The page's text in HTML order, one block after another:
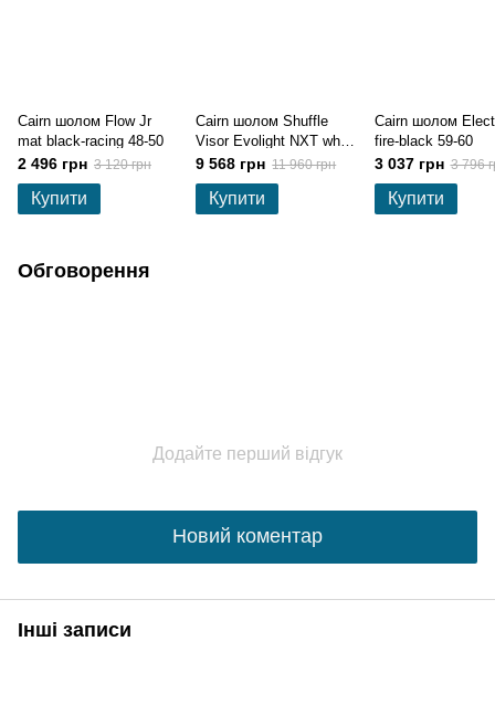
Cairn шолом Flow Jr
mat black-racing 48-50
2 496 грн 3 120 грн
Купити
Cairn шолом Shuffle
Visor Evolight NXT white
54-56
9 568 грн 11 960 грн
Купити
Cairn шолом
fire-black 59-60
3 037 грн 3 796
Купити
Обговорення
Додайте перший відгук
Новий коментар
Інші записи